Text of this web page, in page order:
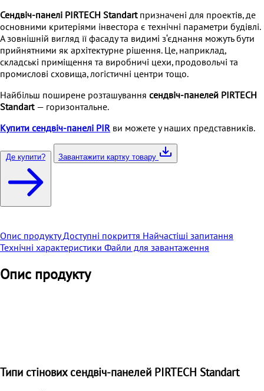
Сендвіч-панелі PIRTECH Standart призначені для проектів, де
основними критеріями інвестора є технічні параметри будівлі.
А зовнішній вигляд її фасаду та видимі з‘єднання можуть бути
прийнятними як архітектурне рішення. Це, наприклад,
складські приміщення та виробничі цехи, продовольчі та
промислові сховища, логістичні центри тощо.
Найбільш поширене розташування сендвіч-панелей PIRTECH
Standart — горизонтальне.
Купити сендвіч-панелі PIR ви можете у наших представників.
Де купити? Завантажити картку товару
Опис продуктуДоступні покриття Найчастіші запитання
Технічні характеристики Файли для завантаження
Опис продукту
Типи стінових сендвіч-панелей PIRTECH Standart